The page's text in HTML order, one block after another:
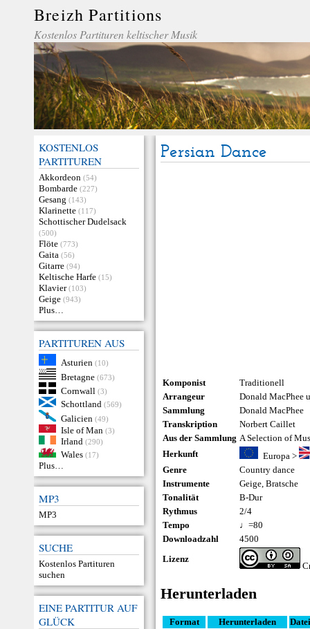
Breizh Partitions
Kostenlos Partituren keltischer Musik
KOSTENLOS
PARTITUREN
Akkordeon (54)
Bombarde (227)
Gesang (143)
Klarinette (117)
Schottischer Dudelsack
(500)
Flöte (773)
Gaita (56)
Gitarre (94)
Keltische Harfe (15)
Klavier (103)
Geige (943)
Plus…
PARTITUREN AUS
Asturien (10)
Bretagne (673)
Cornwall (3)
Schottland (569)
Galicien (49)
Isle of Man (3)
Irland (290)
Wales (17)
Plus…
MP3
MP3
SUCHE
Kostenlos Partituren
suchen
EINE PARTITUR AUF
GLÜCK
Persian Dance
Komponist
Traditionell
Arrangeur
Donald MacPhee
Sammlung
Donald MacPhee
Transkription
Norbert Caillet
Aus der Sammlung A Selection of
Herkunft
Europa>
Genre
Country dance
Instrumente
Geige,Bratsche
Tonalität
B-Dur
Rythmus
2/4
Tempo
♩=80
Downloadzahl
4500
Lizenz
Herunterladen
Format Herunterladen